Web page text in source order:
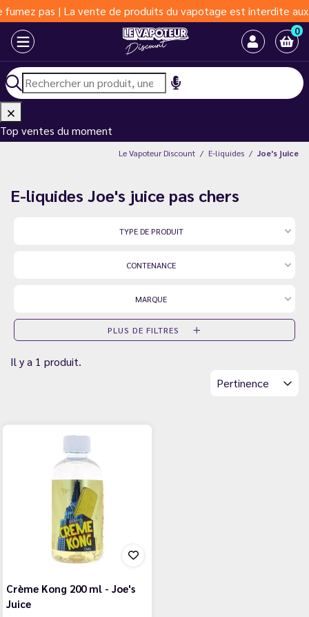
pas | La vente de produits du vapotage est interdite aux
0
Top ventes du moment
Le Vapoteur Discount E-liquides Joe's juice
E-liquides Joe's juice pas chers
TYPE DE PRODUIT
CONTENANCE
MARQUE
PLUS DE FILTRES
Il y a 1 produit.
Pertinence
Crème Kong 200 ml - Joe's
Juice